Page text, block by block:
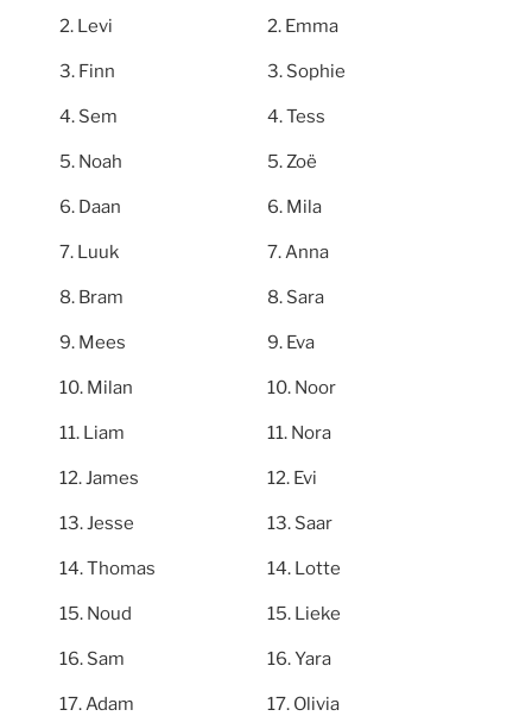
Levi
Finn
Sem
Noah
Daan
Luuk
Bram
Mees
Milan
Liam
James
Jesse
Thomas
Noud
Sam
Adam
Emma
Sophie
Tess
Zoë
Mila
Anna
Sara
Eva
Noor
Nora
Evi
Saar
Lotte
Lieke
Yara
Olivia